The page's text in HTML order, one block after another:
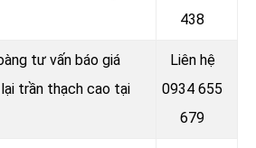
438
tư vấn báo giá
trần thạch cao tại
Liên hệ
0934 655
679